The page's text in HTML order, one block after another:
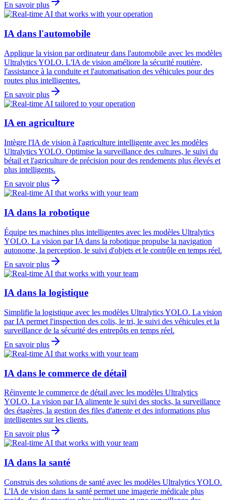
En savoir plus
IA dans l'automobile
Applique la vision par ordinateur dans l'automobile avec les modèles
Ultralytics YOLO. L'IA de vision améliore la sécurité routière,
l'assistance à la conduite et l'automatisation des véhicules pour des
routes plus intelligentes.
En savoir plus
IA en agriculture
Intègre l'IA de vision à l'agriculture intelligente avec les modèles
Ultralytics YOLO. Optimise la surveillance des cultures, le suivi du
bétail et l'agriculture de précision pour des rendements plus élevés et
plus intelligents.
En savoir plus
IA dans la robotique
Équipe tes machines plus intelligentes avec les modèles Ultralytics
YOLO. La vision par IA dans la robotique propulse la navigation
autonome, la perception, le suivi d'objets et le contrôle en temps réel.
En savoir plus
IA dans la logistique
Simplifie la logistique avec les modèles Ultralytics YOLO. La vision
par IA permet l'inspection des colis, le tri, le suivi des véhicules et la
surveillance de la sécurité des entrepôts en temps réel.
En savoir plus
IA dans le commerce de détail
Réinvente le commerce de détail avec les modèles Ultralytics
YOLO. La vision par IA alimente le suivi des stocks, la surveillance
des étagères, la gestion des files d'attente et des informations plus
intelligentes sur les clients.
En savoir plus
IA dans la santé
Construis des solutions de santé avec les modèles Ultralytics YOLO.
L'IA de vision dans la santé permet une imagerie médicale plus